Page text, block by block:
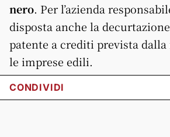
nero. Per l’azienda
disposta anche la
patente a crediti prevista
le imprese edili.
CONDIVIDI